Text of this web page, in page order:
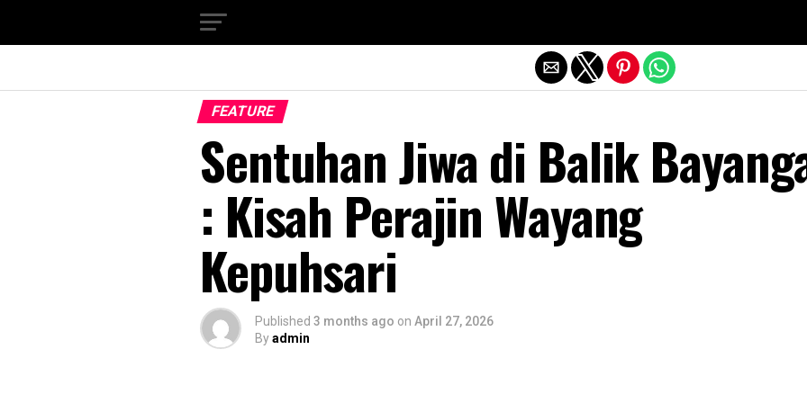
FEATURE
Sentuhan Jiwa di Balik
: Kisah Perajin Wayang
Kepuhsari
Published 3 months ago on April 27, 2026
Byadmin